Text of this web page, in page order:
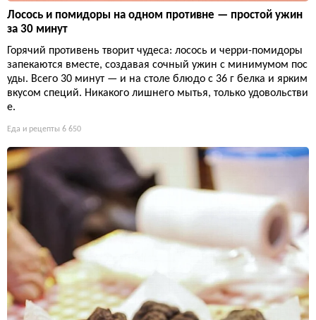
Лосось и помидоры на одном противне — простой ужин
за 30 минут
Горячий противень творит чудеса: лосось и черри-помидоры
запекаются вместе, создавая сочный ужин с минимумом пос
уды. Всего 30 минут — и на столе блюдо с 36 г белка и ярким
вкусом специй. Никакого лишнего мытья, только удовольстви
е.
Еда и рецепты 6 650